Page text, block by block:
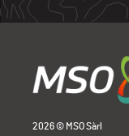
2026 © MSO Sàrl